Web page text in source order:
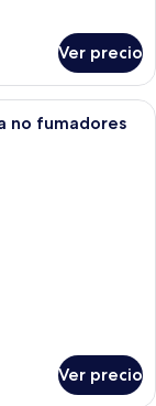
Ver precio
hotel con una cama
no fumadores
Ver precio